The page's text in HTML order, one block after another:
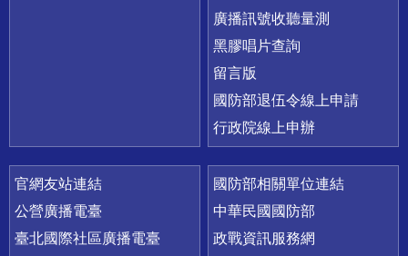
廣播訊號收聽量測
黑膠唱片查詢
留言版
國防部退伍令線上申請
行政院線上申辦
官網友站連結
公營廣播電臺
臺北國際社區廣播電臺
國防部相關單位連結
中華民國國防部
政戰資訊服務網